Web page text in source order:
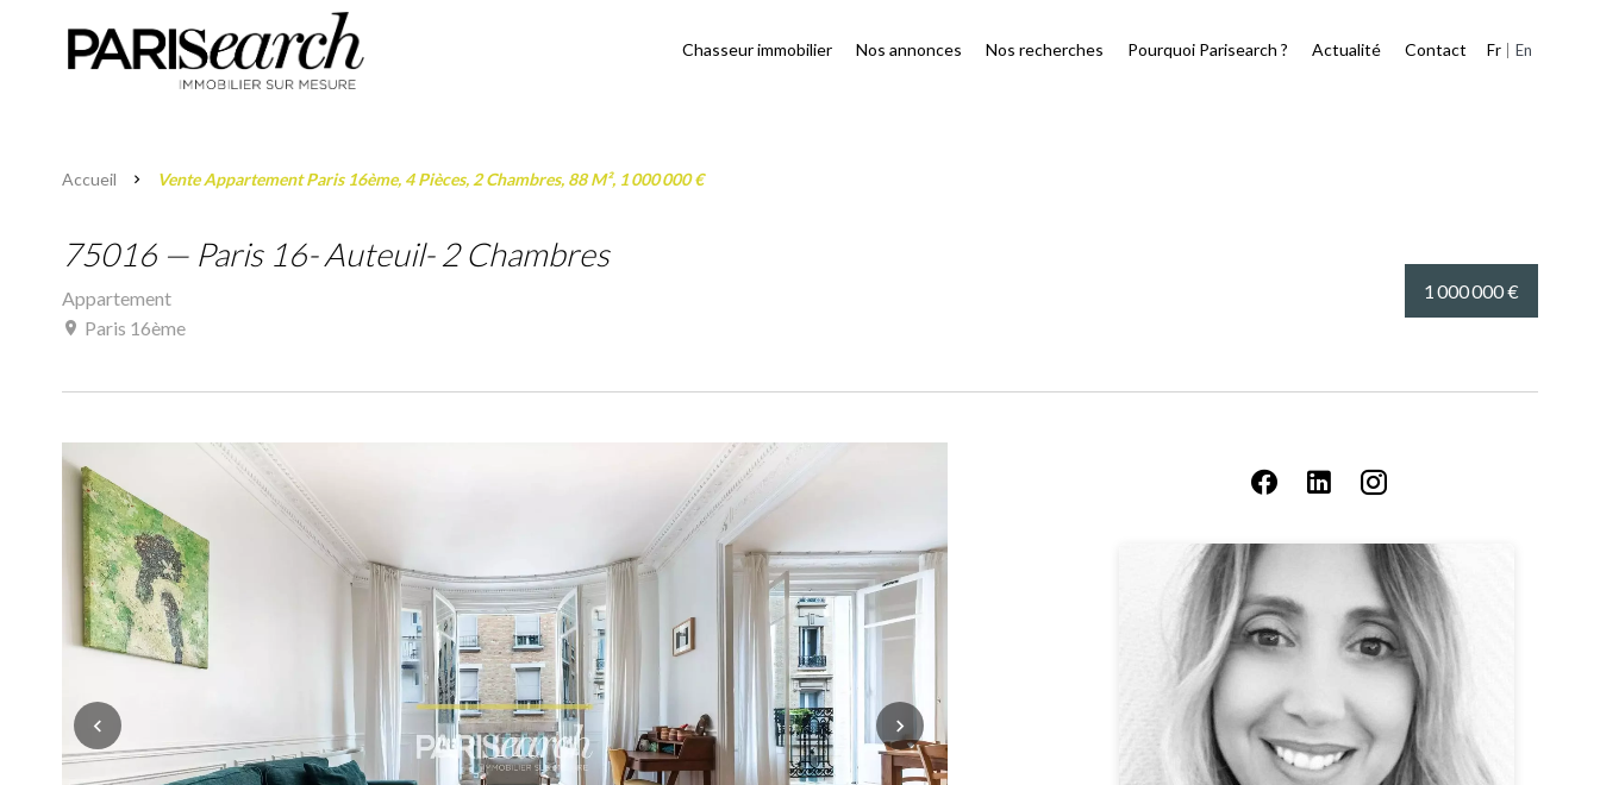
Chasseur immobilier Nos annonces Nos recherches Pourquoi Parisearch ? Actualité Contact Fr En
Accueil Vente Appartement Paris 16ème, 4 Pièces, 2 Chambres, 88 M², 1 000 000 €
75016 — Paris 16- Auteuil- 2 Chambres
Appartement
Paris 16ème
1 000 000 €